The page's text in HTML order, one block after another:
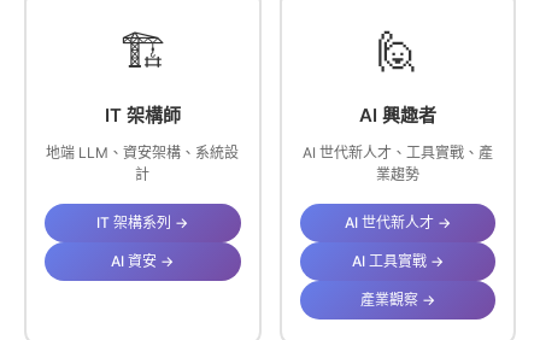
🏗️
IT 架構師
地端 LLM、資安架構、系統設
計
IT 架構系列 →
AI 資安 →
🙋
AI 興趣者
AI 世代新人才、工具實戰、產
業趨勢
AI 世代新人才 →
AI 工具實戰 →
產業觀察 →